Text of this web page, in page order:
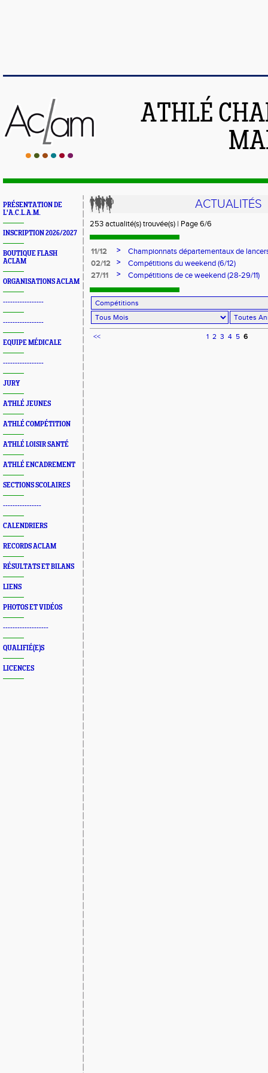
ATHLÉ
PRÉSENTATION DE
L'A.C.L.A.M.
INSCRIPTION 2026/2027
BOUTIQUE FLASH
ACLAM
ORGANISATIONS ACLAM
-----------------
-----------------
EQUIPE MÉDICALE
-----------------
JURY
ATHLÉ JEUNES
ATHLÉ COMPÉTITION
ATHLÉ LOISIR SANTÉ
ATHLÉ ENCADREMENT
SECTIONS SCOLAIRES
----------------
CALENDRIERS
RECORDS ACLAM
RÉSULTATS ET BILANS
LIENS
PHOTOS ET VIDÉOS
-------------------
QUALIFIÉ(E)S
LICENCES
ACTUALITÉS
253 actualité(s) trouvée(s) | Page 6/6
11/12 >
Championnats départementaux de
Mainvilliers
02/12 >
Compétitions du weekend (6/12)
27/11
> Compétitions de ce weekend (28-29/11)
<< 1 2 3 4 5 6